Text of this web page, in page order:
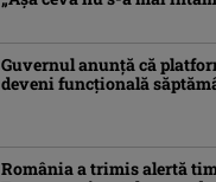
Guvernul anunță că
deveni funcţională
România a trimis alertă